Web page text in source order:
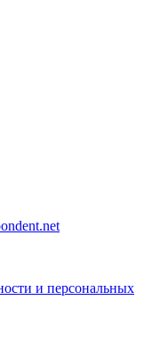
и персональных